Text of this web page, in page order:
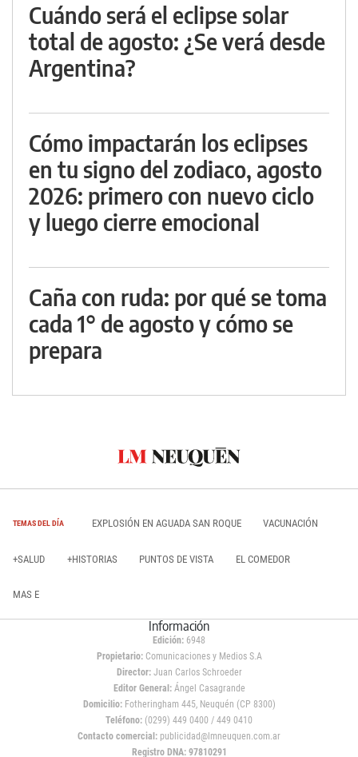
Cuándo será el eclipse solar
total de agosto: ¿Se verá desde
Argentina?
Cómo impactarán los eclipses
en tu signo del zodiaco, agosto
2026: primero con nuevo ciclo
y luego cierre emocional
Caña con ruda: por qué se toma
cada 1° de agosto y cómo se
prepara
TEMAS DEL DÍA EXPLOSIÓN EN AGUADA SAN ROQUE VACUNACIÓN
+SALUD +HISTORIAS PUNTOS DE VISTA EL COMEDOR
MAS E
Información
Edición: 6948
Propietario:Comunicaciones y Medios S.A
Director: Juan Carlos Schroeder
Editor General:Ángel Casagrande
Domicilio:Fotheringham 445, Neuquén (CP 8300)
Teléfono: (0299) 449 0400 / 449 0410
Contacto comercial: publicidad@lmneuquen.com.ar
Registro DNA: 97810291